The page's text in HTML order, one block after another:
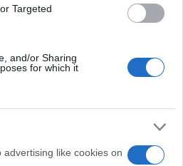
Targeted
and/or Sharing
for which it
like cookies on
a
pedigree